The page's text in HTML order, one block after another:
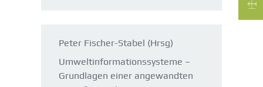
Peter Fischer-Stabel (Hrsg)
Umweltinformationssysteme –
Grundlagen einer angewandten